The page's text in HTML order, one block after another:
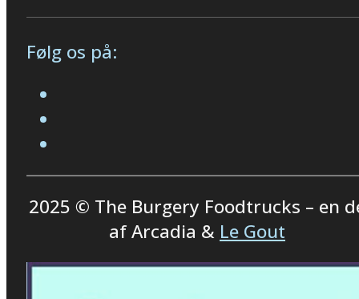
Følg os på:
2025 © The Burgery Foodtrucks – en
af Arcadia & Le Gout